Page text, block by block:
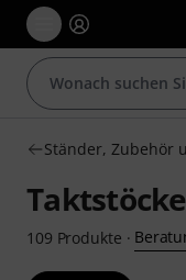
Ständer, Zubehör
109 Produkte ·